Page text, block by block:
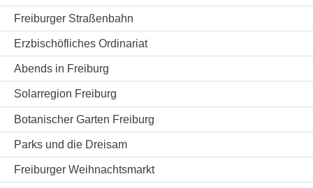
Freiburger Straßenbahn
Erzbischöfliches Ordinariat
Abends in Freiburg
Solarregion Freiburg
Botanischer Garten Freiburg
Parks und die Dreisam
Freiburger Weihnachtsmarkt